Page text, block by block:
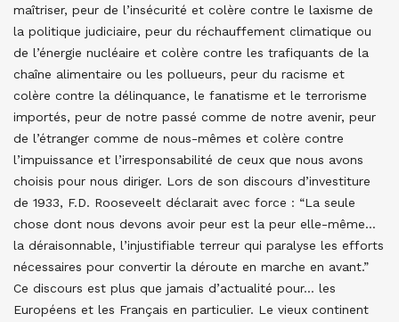
maîtriser, peur de l’insécurité et colère contre le laxisme de
la politique judiciaire, peur du réchauffement climatique ou
de l’énergie nucléaire et colère contre les trafiquants de la
chaîne alimentaire ou les pollueurs, peur du racisme et
colère contre la délinquance, le fanatisme et le terrorisme
importés, peur de notre passé comme de notre avenir, peur
de l’étranger comme de nous-mêmes et colère contre
l’impuissance et l’irresponsabilité de ceux que nous avons
choisis pour nous diriger. Lors de son discours d’investiture
de 1933, F.D. Rooseveelt déclarait avec force : “La seule
chose dont nous devons avoir peur est la peur elle-même…
la déraisonnable, l’injustifiable terreur qui paralyse les efforts
nécessaires pour convertir la déroute en marche en avant.”
Ce discours est plus que jamais d’actualité pour… les
Européens et les Français en particulier. Le vieux continent